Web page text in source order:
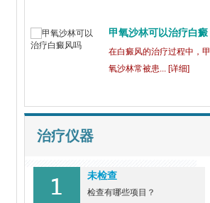
甲氧沙林可以治疗白癜
在白癜风的治疗过程中，甲
氧沙林常被患... [详细]
如何检查是否患有白癜
风
白癜风患者食用黑色食
物
治疗仪器
未检查
检查有哪些项目？